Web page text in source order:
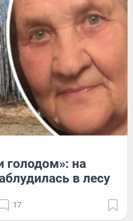
голодом»: на
в лесу
17